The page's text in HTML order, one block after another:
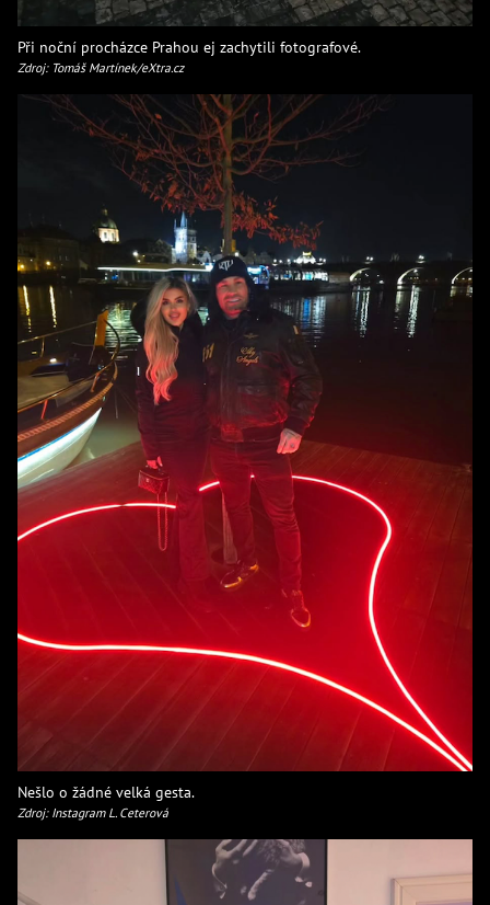
Při noční procházce Prahou ej zachytili fotografové.
Zdroj: Tomáš Martínek/eXtra.cz
Nešlo o žádné velká gesta.
Zdroj: Instagram L. Ceterová